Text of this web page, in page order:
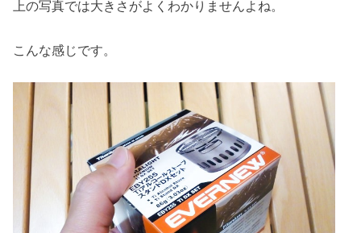
上の写真では大きさがよくわかりませんよね。
こんな感じです。